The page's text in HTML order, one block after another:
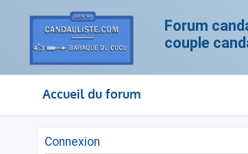
Forum
couple
Accueil du forum
Connexion